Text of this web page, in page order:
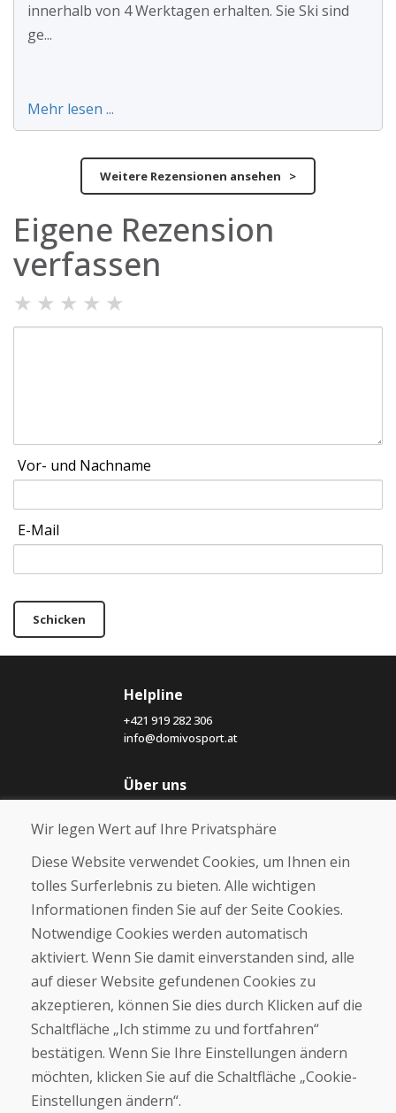
innerhalb von 4 Werktagen erhalten. Sie Ski sind
ge...
Mehr lesen ...
Weitere Rezensionen ansehen >
Eigene Rezension
verfassen
★ ★ ★ ★ ★
Vor- und Nachname
E-Mail
Schicken
Helpline
+421 919 282 306
info@domivosport.at
Über uns
Über uns
Kontakt
Kaufen
E-Shop
Geschäftsbedingungen
Zahlung
Beschwerde
Rückgabe und Umtausch von Waren
Cookies
Wir legen Wert auf Ihre Privatsphäre
Diese Website verwendet Cookies, um Ihnen ein
tolles Surferlebnis zu bieten. Alle wichtigen
Informationen finden Sie auf der Seite Cookies.
Notwendige Cookies werden automatisch
aktiviert. Wenn Sie damit einverstanden sind, alle
auf dieser Website gefundenen Cookies zu
akzeptieren, können Sie dies durch Klicken auf die
Schaltfläche „Ich stimme zu und fortfahren“
bestätigen. Wenn Sie Ihre Einstellungen ändern
möchten, klicken Sie auf die Schaltfläche „Cookie-
Einstellungen ändern“.